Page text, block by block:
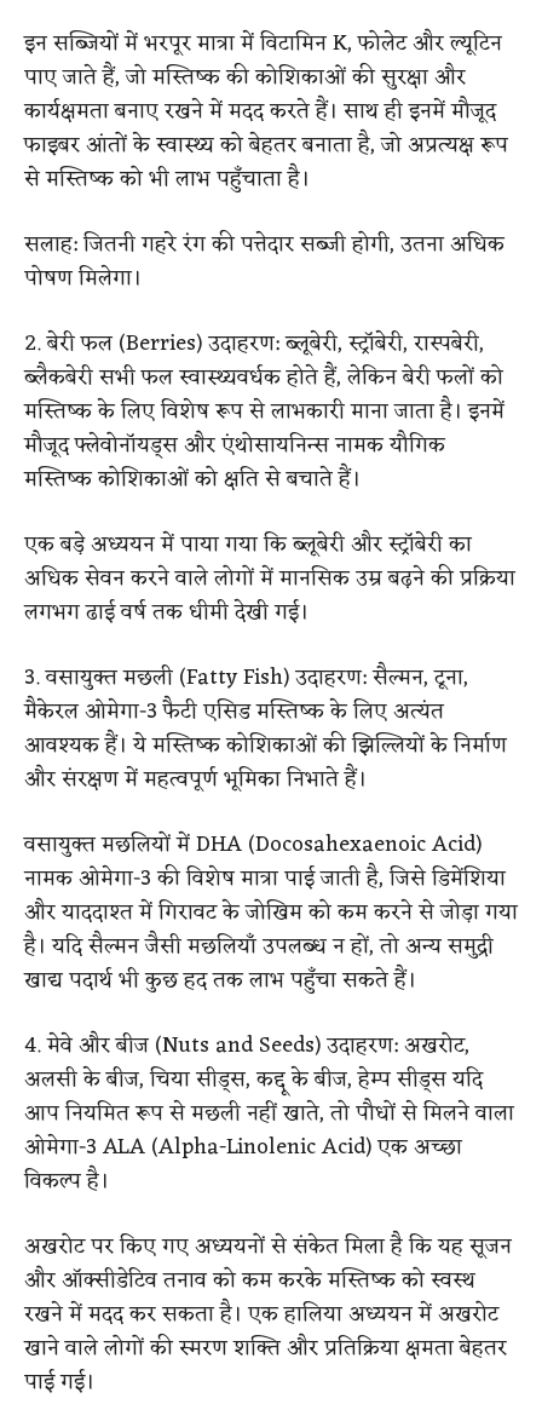
इन सब्जियों में भरपूर मात्रा में विटामिन K, फोलेट और ल्यूटिन
पाए जाते हैं, जो मस्तिष्क की कोशिकाओं की सुरक्षा और
कार्यक्षमता बनाए रखने में मदद करते हैं। साथ ही इनमें मौजूद
फाइबर आंतों के स्वास्थ्य को बेहतर बनाता है, जो अप्रत्यक्ष रूप
से मस्तिष्क को भी लाभ पहुँचाता है।
सलाह: जितनी गहरे रंग की पत्तेदार सब्जी होगी, उतना अधिक
पोषण मिलेगा।
2. बेरी फल (Berries)उदाहरण: ब्लूबेरी, स्ट्रॉबेरी, रास्पबेरी,
ब्लैकबेरीसभी फल स्वास्थ्यवर्धक होते हैं, लेकिन बेरी फलों को
मस्तिष्क के लिए विशेष रूप से लाभकारी माना जाता है। इनमें
मौजूद फ्लेवोनॉयड्स और एंथोसायनिन्स नामक यौगिक
मस्तिष्क कोशिकाओं को क्षति से बचाते हैं।
एक बड़े अध्ययन में पाया गया कि ब्लूबेरी और स्ट्रॉबेरी का
अधिक सेवन करने वाले लोगों में मानसिक उम्र बढ़ने की प्रक्रिया
लगभग ढाई वर्ष तक धीमी देखी गई।
3. वसायुक्त मछली (Fatty Fish)उदाहरण: सैल्मन, टूना,
मैकेरलओमेगा-3 फैटी एसिड मस्तिष्क के लिए अत्यंत
आवश्यक हैं। ये मस्तिष्क कोशिकाओं की झिल्लियों के निर्माण
और संरक्षण में महत्वपूर्ण भूमिका निभाते हैं।
वसायुक्त मछलियों में DHA (Docosahexaenoic Acid)
नामक ओमेगा-3 की विशेष मात्रा पाई जाती है, जिसे डिमेंशिया
और याददाश्त में गिरावट के जोखिम को कम करने से जोड़ा गया
है। यदि सैल्मन जैसी मछलियाँ उपलब्ध न हों, तो अन्य समुद्री
खाद्य पदार्थ भी कुछ हद तक लाभ पहुँचा सकते हैं।
4. मेवे और बीज (Nuts and Seeds)उदाहरण: अखरोट,
अलसी के बीज, चिया सीड्स, कद्दू के बीज, हेम्प सीड्सयदि
आप नियमित रूप से मछली नहीं खाते, तो पौधों से मिलने वाला
ओमेगा-3 ALA (Alpha-Linolenic Acid) एक अच्छा
विकल्प है।
अखरोट पर किए गए अध्ययनों से संकेत मिला है कि यह सूजन
और ऑक्सीडेटिव तनाव को कम करके मस्तिष्क को स्वस्थ
रखने में मदद कर सकता है। एक हालिया अध्ययन में अखरोट
खाने वाले लोगों की स्मरण शक्ति और प्रतिक्रिया क्षमता बेहतर
पाई गई।